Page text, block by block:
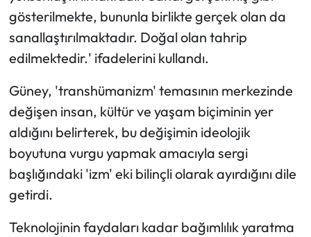
gösterilmekte, bununla birlikte gerçek olan da
sanallaştırılmaktadır. Doğal olan tahrip
edilmektedir.' ifadelerini kullandı.
Güney, 'transhümanizm' temasının merkezinde
değişen insan, kültür ve yaşam biçiminin yer
aldığını belirterek, bu değişimin ideolojik
boyutuna vurgu yapmak amacıyla sergi
başlığındaki 'izm' eki bilinçli olarak ayırdığını dile
getirdi.
Teknolojinin faydaları kadar bağımlılık yaratma